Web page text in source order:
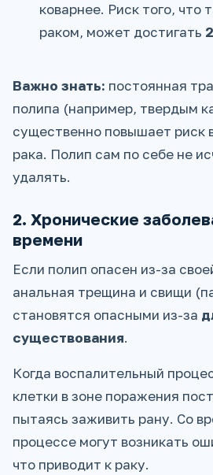
коварнее. Риск того, что
раком, может достигать
Важно знать: постоянная
полипа (например, твердым
существенно повышает риск
рака. Полип сам по себе не
удалять.
2. Хронические
времени
Если полип опасен из-за
анальная трещина и свищи
становятся опасными из-за
существования.
Когда воспалительный
клетки в зоне поражения
пытаясь заживить рану. Со
процессе могут возникать
что приводит к раку.